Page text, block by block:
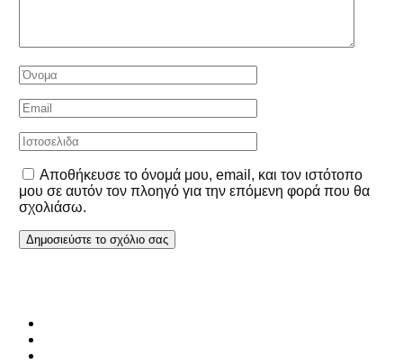
Αποθήκευσε το όνομά μου, email, και τον ιστότοπο
μου σε αυτόν τον πλοηγό για την επόμενη φορά που θα
σχολιάσω.